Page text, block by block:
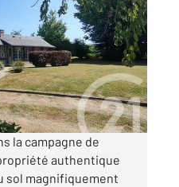
€
la campagne de
authentique
sol magnifiquement